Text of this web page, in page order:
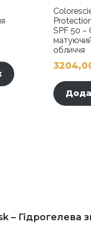
SPF 50 –
обличчя
– Гідрогелева